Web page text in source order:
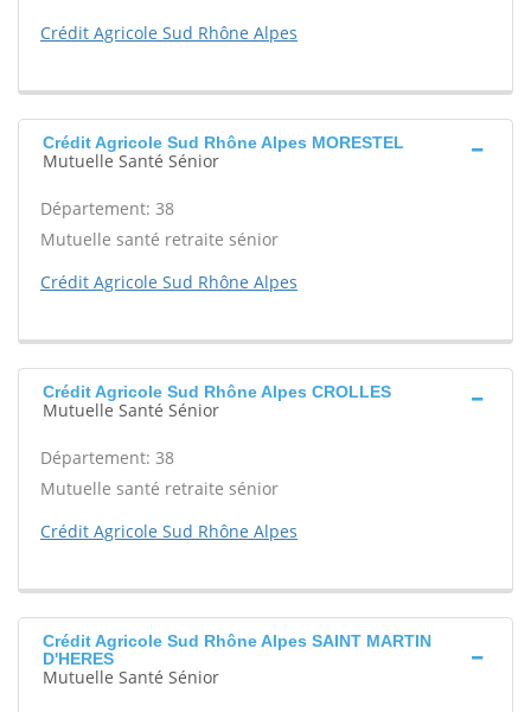
Crédit Agricole Sud Rhône Alpes
Crédit Agricole Sud Rhône Alpes MORESTEL
Mutuelle Santé Sénior
Département: 38
Mutuelle santé retraite sénior
Crédit Agricole Sud Rhône Alpes
Crédit Agricole Sud Rhône Alpes CROLLES
Mutuelle Santé Sénior
Département: 38
Mutuelle santé retraite sénior
Crédit Agricole Sud Rhône Alpes
Crédit Agricole Sud Rhône Alpes SAINT MARTIN
D'HERES
Mutuelle Santé Sénior